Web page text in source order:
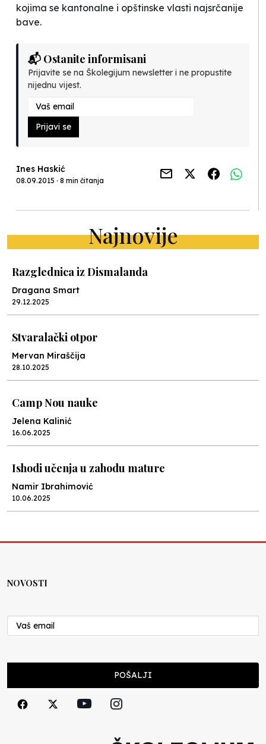
kojima se kantonalne i opštinske vlasti najsrčanije
bave.
📬 Ostanite informisani
Prijavite se na Školegijum newsletter i ne propustite
nijednu vijest.
Prijavi se
Ines Haskić
08.09.2015 · 8 min čitanja
Najnovije
Razglednica iz Dismalanda
Dragana Smart
29.12.2025
Stvaralački otpor
Mervan Miraščija
28.10.2025
Camp Nou nauke
Jelena Kalinić
16.06.2025
Ishodi učenja u zahodu mature
Namir Ibrahimović
10.06.2025
Nenad Veličković
29.10.2024
Cuke i djeca
NOVOSTI
POŠALJI